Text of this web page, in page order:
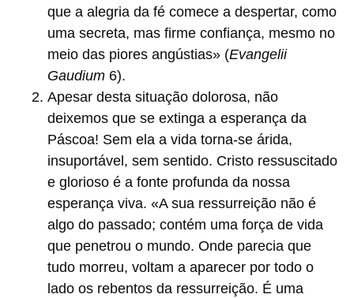
que a alegria da fé comece a despertar, como
uma secreta, mas firme confiança, mesmo no
meio das piores angústias» (Evangelii
Gaudium 6).
Apesar desta situação dolorosa, não
deixemos que se extinga a esperança da
Páscoa! Sem ela a vida torna-se árida,
insuportável, sem sentido. Cristo ressuscitado
e glorioso é a fonte profunda da nossa
esperança viva. «A sua ressurreição não é
algo do passado; contém uma força de vida
que penetrou o mundo. Onde parecia que
tudo morreu, voltam a aparecer por todo o
lado os rebentos da ressurreição. É uma